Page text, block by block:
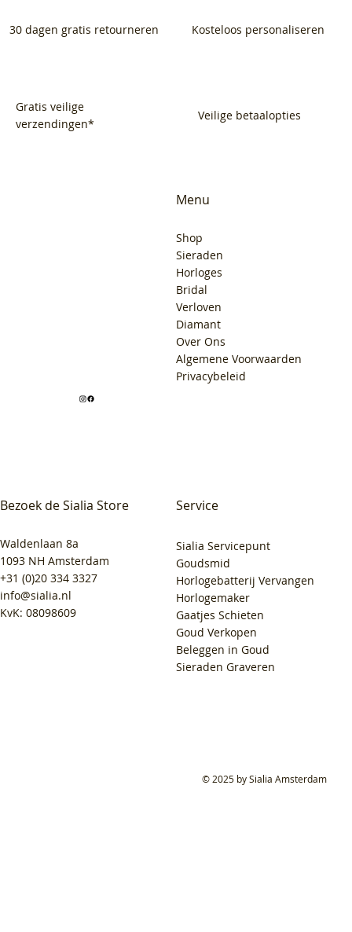
30 dagen gratis retourneren Kosteloos personaliseren
Gratis veilige
verzendingen*
Veilige betaalopties
Bezoek de Sialia Store
Waldenlaan 8a
1093 NH Amsterdam
+31 (0)20 334 3327
info@sialia.nl
KvK: 08098609
Menu
Shop
Sieraden
Horloges
Bridal
Verloven
Diamant
Over Ons
Algemene Voorwaarden
Privacybeleid
Service
Sialia Servicepunt
Goudsmid
Horlogebatterij Vervangen
Horlogemaker
Gaatjes Schieten
Goud Verkopen
Beleggen in Goud
Sieraden Graveren
© 2025 by Sialia Amsterdam